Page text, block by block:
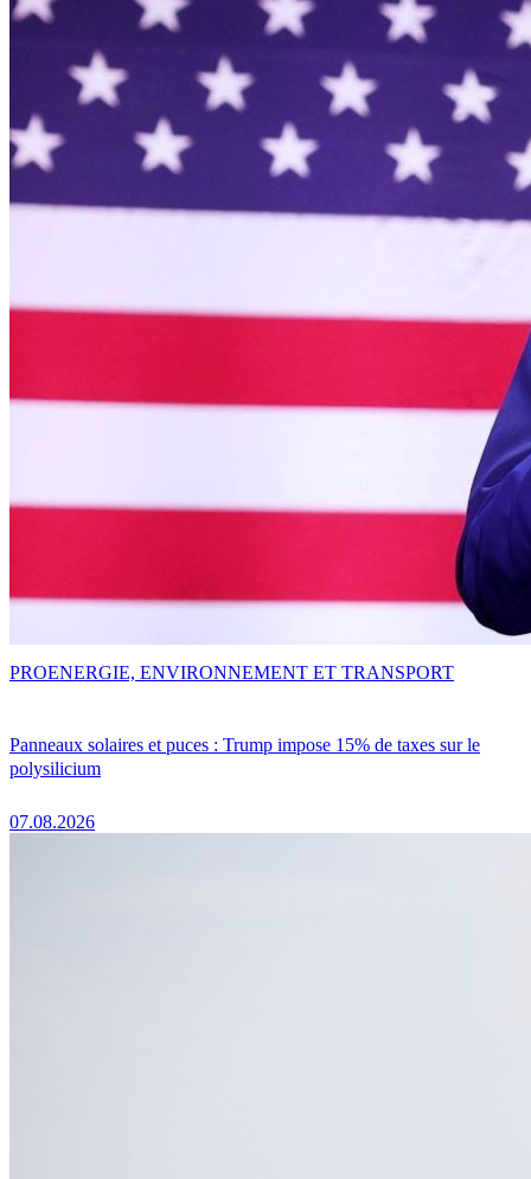
Panneaux solaires et puces : Trump impose 15% de taxes sur le
polysilicium
07.08.2026
PROENERGIE, ENVIRONNEMENT ET TRANSPORT